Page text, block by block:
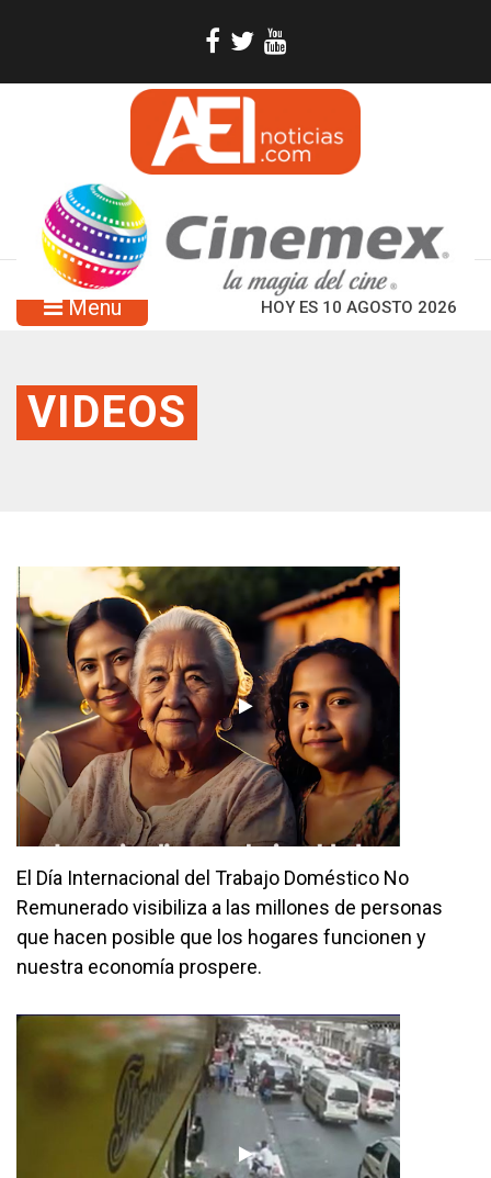
Menu HOY ES 10 AGOSTO 2026
VIDEOS
El Día Internacional del Trabajo Doméstico No
Remunerado visibiliza a las millones de personas
que hacen posible que los hogares funcionen y
nuestra economía prospere.